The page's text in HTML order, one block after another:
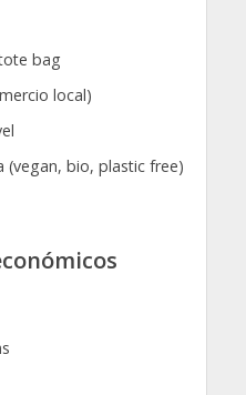
bag
local)
(vegan, bio, plastic free)